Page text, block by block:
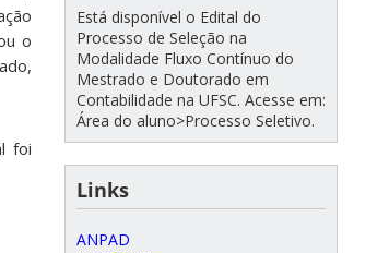
o
foi
Está disponível o Edital do
Processo de Seleção na
Modalidade Fluxo Contínuo do
Mestrado e Doutorado em
Contabilidade na UFSC. Acesse em:
Área do aluno>Processo Seletivo.
Links
ANPAD